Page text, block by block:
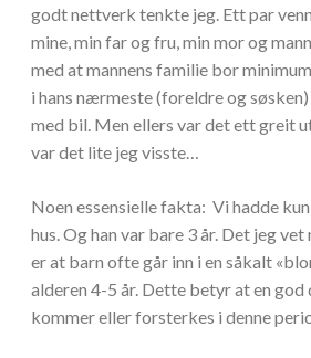
godt nettverk tenkte jeg. Ett par
mine, min far og fru, min mor og
med at mannens familie bor
i hans nærmeste (foreldre og
med bil. Men ellers var det ett greit
var det lite jeg visste…
Noen essensielle fakta: Vi hadde
hus. Og han var bare 3 år. Det jeg vet
er at barn ofte går inn i en såkalt
alderen 4-5 år. Dette betyr at en god
kommer eller forsterkes i denne